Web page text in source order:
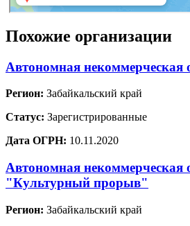
Похожие организации
Автономная некоммерческая
Регион: Забайкальский край
Статус: Зарегистрированные
Дата ОГРН: 10.11.2020
Автономная некоммерческая
"Культурный прорыв"
Регион: Забайкальский край